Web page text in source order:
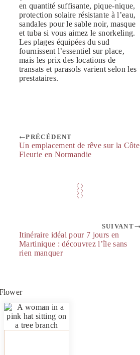
en quantité suffisante, pique-nique,
protection solaire résistante à l’eau,
sandales pour le sable noir, masque
et tuba si vous aimez le snorkeling.
Les plages équipées du sud
fournissent l’essentiel sur place,
mais les prix des locations de
transats et parasols varient selon les
prestataires.
PRÉCÉDENT
Un emplacement de rêve sur la Côte
Fleurie en Normandie
SUIVANT
Itinéraire idéal pour 7 jours en
Martinique : découvrez l’île sans
rien manquer